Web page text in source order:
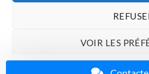
VOIR LES
Charte de donnéesPolitique de
ACCUEIL À PROPOS